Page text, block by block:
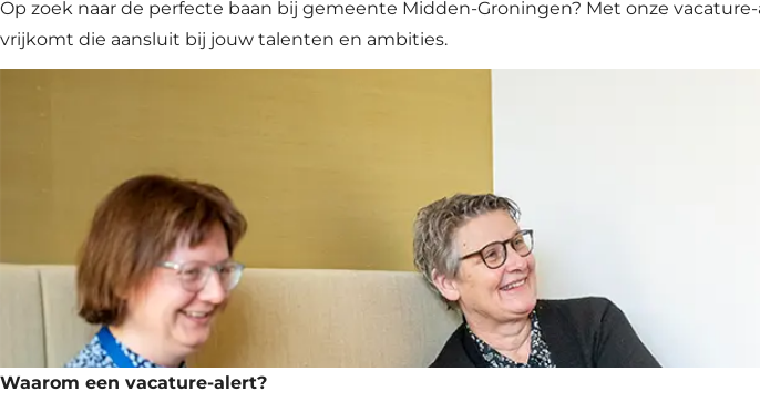
Op zoek naar de perfecte baan bij gemeente Midden-Groningen? Met onze
vrijkomt die aansluit bij jouw talenten en ambities.
Waarom een vacature-alert?